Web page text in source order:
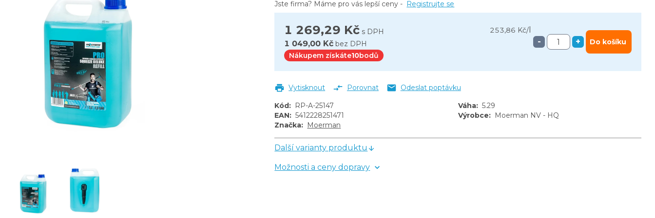
1 269,29 Kč s DPH 253,86 Kč/
1 049,00 Kč bez DPH
Nákupem získáte10bodů
- + Do košíku
Jste firma? Máme pro vás lepší ceny - Registrujte se
Vytisknout Porovnat Odeslat poptávku
Kód: RP-A-25147 Váha: 5.29
EAN: 5412228251471 Výrobce: Moerman NV - HQ
Značka: Moerman
Další varianty produktu
Možnosti a ceny dopravy